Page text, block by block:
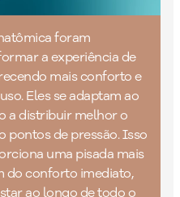
foram
a experiência de
mais conforto e
Eles se adaptam ao
a distribuir melhor o
pontos de pressão. Isso
uma pisada mais
do conforto imediato,
ao longo de todo o